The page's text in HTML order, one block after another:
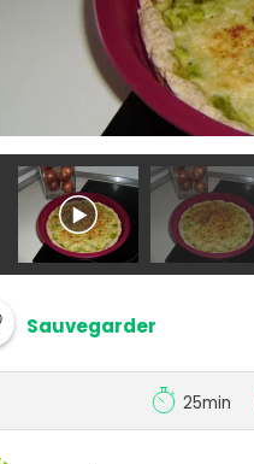
Sauvegarder
25min